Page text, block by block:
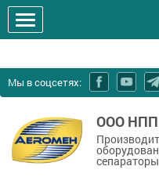
Мы в соцсетях:
ООО